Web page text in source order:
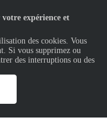
expérience et
des cookies. Vous
Si vous supprimez ou
des interruptions ou des